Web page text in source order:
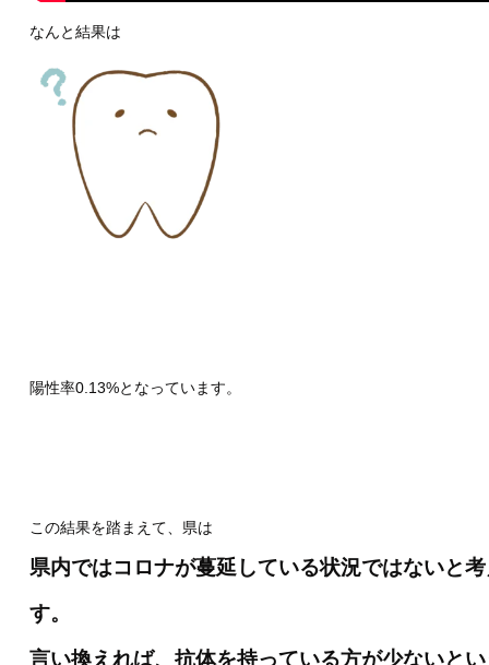
なんと結果は
陽性率0.13%となっています。
この結果を踏まえて、県は
県内ではコロナが蔓延している状況ではないと
す。
言い換えれば、抗体を持っている方が少ないと